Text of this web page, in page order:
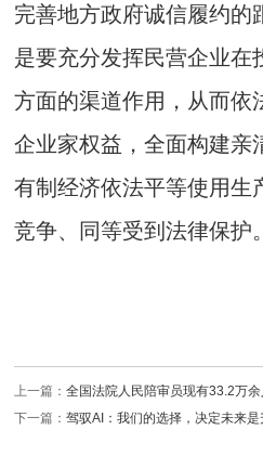
完善地方政府诚信履约的
是要充分发挥民营企业在
方面的渠道作用，从而依
企业家权益，全面构建亲
有制经济依法平等使用生
竞争、同等受到法律保护。
上一篇：全国法院人民陪审员现有33.2万余
下一篇：驾驭AI：我们的选择，决定未来